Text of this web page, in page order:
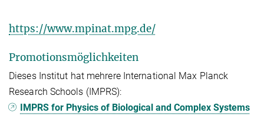
https://www.mpinat.mpg.de/
Promotionsmöglichkeiten
Dieses Institut hat mehrere International Max Planck
Research Schools (IMPRS):
IMPRS for Physics of Biological and Complex Systems